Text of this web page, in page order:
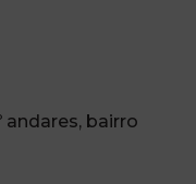
andares, bairro